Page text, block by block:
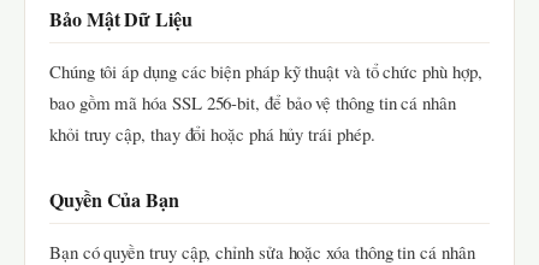
Bảo Mật Dữ Liệu
Chúng tôi áp dụng các biện pháp kỹ thuật và tổ chức phù hợp,
bao gồm mã hóa SSL 256-bit, để bảo vệ thông tin cá nhân
khỏi truy cập, thay đổi hoặc phá hủy trái phép.
Quyền Của Bạn
Bạn có quyền truy cập, chỉnh sửa hoặc xóa thông tin cá nhân